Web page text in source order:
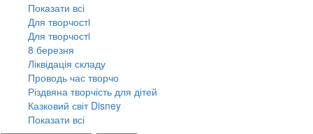
Показати всі
Для творчостi
Для творчостi
8 березня
Ліквідація складу
Проводь час творчо
Різдвяна творчість для дітей
Казковий світ Disney
Показати всі